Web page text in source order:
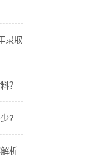
录取
？
?
析